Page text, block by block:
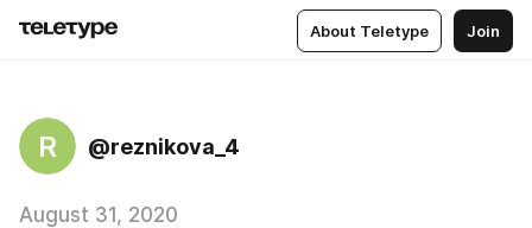
About Teletype Join
R @reznikova_4
August 31, 2020